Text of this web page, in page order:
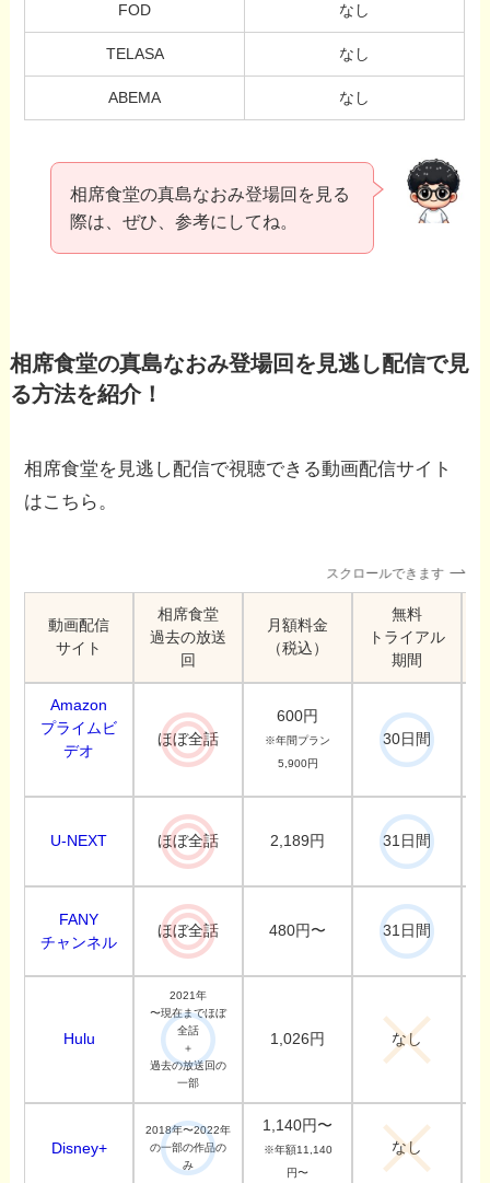
FOD なし
TELASA なし
ABEMA なし
相席食堂の真島なおみ登場回を見る
際は、ぜひ、参考にしてね。
相席食堂の真島なおみ登場回を見逃し配信で見
る方法を紹介！
相席食堂を見逃し配信で視聴できる動画配信サイト
はこちら。
スクロールできます
動画配信
サイト
相席食堂
過去の放送
回
月額料金
（税込）
無料
トライアル
期間
Amazon
プライムビ
デオ
ほぼ全話
600円
※年間プラン
5,900円
30日間
U-NEXT ほぼ全話 2,189円 31日間
FANY
チャンネル
ほぼ全話 480円〜 31日間
Hulu
2021年
〜現在までほぼ
全話
＋
過去の放送回の
一部
1,026円 なし
Disney+
2018年〜2022年
の一部の作品の
み
1,140円〜
※年額11,140
円〜
なし